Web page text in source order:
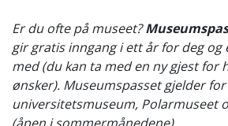
Er du ofte på museet?
gir gratis inngang i ett år for deg og
med (du kan ta med en ny gjest for
ønsker). Museumspasset gjelder
universitetsmuseum, Polarmuseet